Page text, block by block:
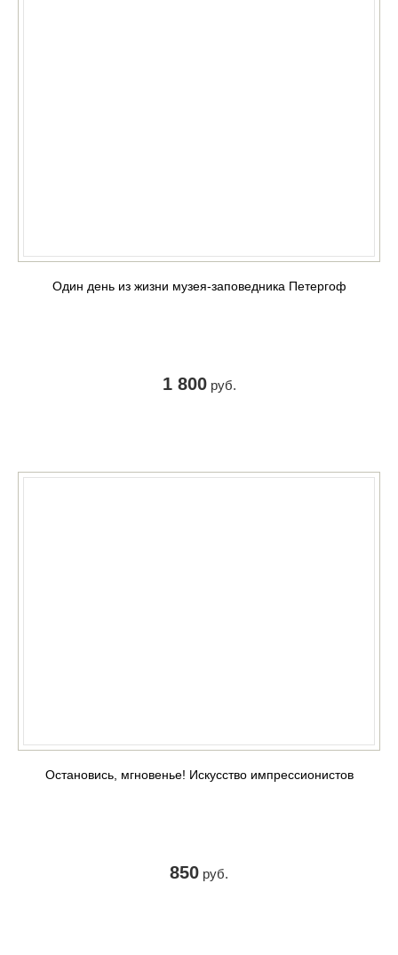
Один день из жизни музея-заповедника Петергоф
1 800руб.
Остановись, мгновенье! Искусство импрессионистов
850 руб.